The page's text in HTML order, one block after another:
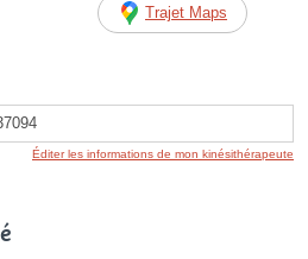
Trajet Maps
Éditer les informations de mon kinésithérapeute